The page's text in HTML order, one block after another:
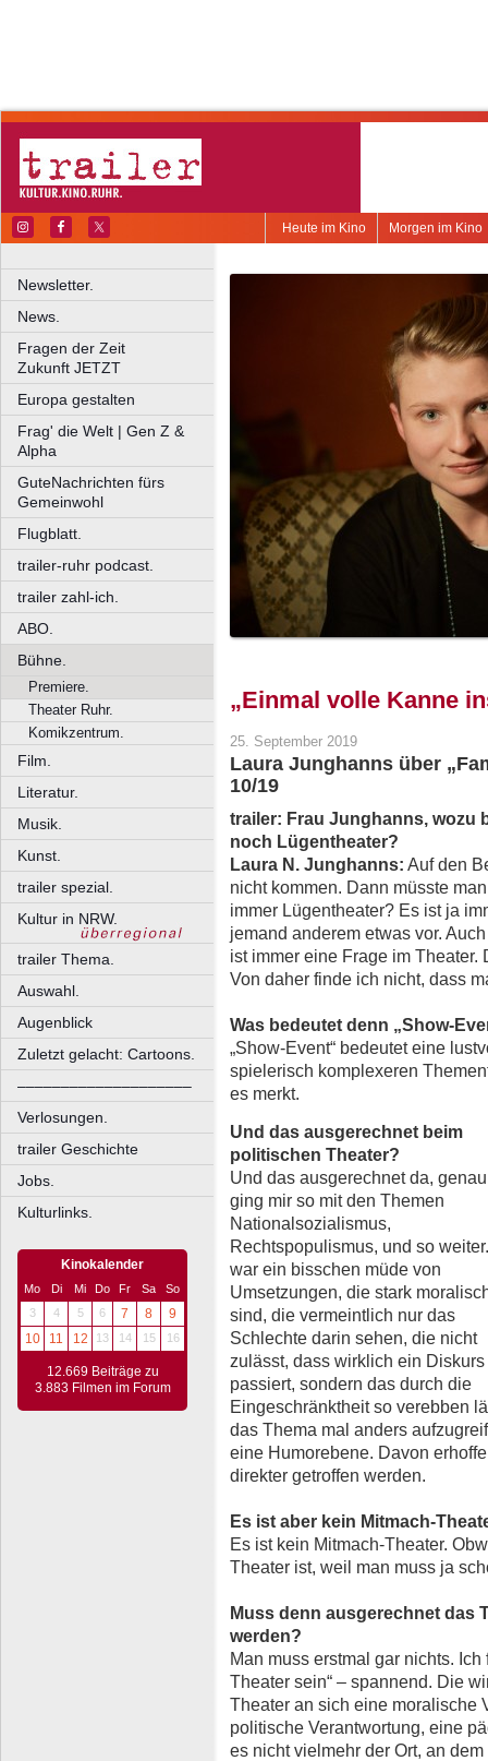
Morgen im Kino
Heute im Kino
Newsletter.
News.
Fragen der Zeit
Zukunft JETZT
Europa gestalten
Frag' die Welt | Gen Z &
Alpha
GuteNachrichten fürs
Gemeinwohl
Flugblatt.
trailer-ruhr podcast.
trailer zahl-ich.
ABO.
Bühne.
Premiere.
Theater Ruhr.
Komikzentrum.
Film.
Literatur.
Musik.
Kunst.
trailer spezial.
Kultur in NRW.
trailer Thema.
Auswahl.
Augenblick
Zuletzt gelacht: Cartoons.
––––––––––––––––––––
Verlosungen.
trailer Geschichte
Jobs.
Kulturlinks.
Kinokalender
Mo Di Mi Do Fr Sa
So
3
4 5 6 7 8
9
10
11 12 13 14 15 16
12.669 Beiträge zu
3.883 Filmen im Forum
„Einmal volle Kanne
25. September 2019
Laura Junghanns über
10/19
trailer: Frau Junghanns, wozu
noch Lügentheater?
Laura N. Junghanns: Auf den
nicht kommen. Dann müsste
immer Lügentheater? Es ist ja
jemand anderem etwas vor.
ist immer eine Frage im
Von daher finde ich nicht, dass
Was bedeutet denn „Show-
„Show-Event“ bedeutet eine
spielerisch komplexeren
es merkt.
Und das ausgerechnet beim
politischen Theater?
Und das ausgerechnet da,
ging mir so mit den Themen
Nationalsozialismus,
Rechtspopulismus, und so
war ein bisschen müde von
Umsetzungen, die stark
sind, die vermeintlich nur das
Schlechte darin sehen, die nicht
zulässt, dass wirklich ein Diskurs
passiert, sondern das durch die
Eingeschränktheit so verebben
das Thema mal anders
eine Humorebene. Davon
direkter getroffen werden.
Es ist aber kein Mitmach-
Es ist kein Mitmach-Theater.
Theater ist, weil man muss ja
Muss denn ausgerechnet das
werden?
Man muss erstmal gar nichts.
Theater sein“ – spannend. Die
Theater an sich eine moralische
politische Verantwortung, eine
es nicht vielmehr der Ort, an